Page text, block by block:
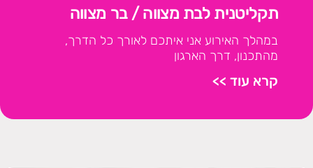
תקליטנית לבת מצווה / בר מצווה
במהלך האירוע אני איתכם לאורך כל הדרך,
מהתכנון, דרך הארגון
קרא עוד >>